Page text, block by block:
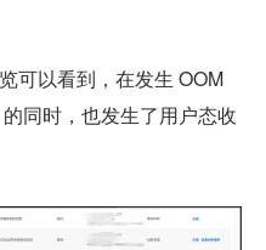
可以看到，在发生 OOM
同时，也发生了用户态收